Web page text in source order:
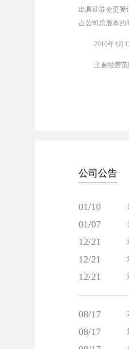
出具证券变更登
占公司总股本的
2010年4月
主要经营
公司公告
01/10
01/07
12/21
12/21
12/21
08/17
08/17